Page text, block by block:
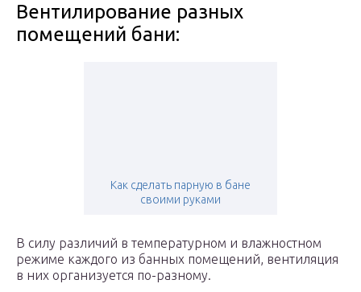
Вентилирование разных
помещений бани:
Как сделать парную в бане
своими руками
В силу различий в температурном и влажностном
режиме каждого из банных помещений, вентиляция
в них организуется по-разному.